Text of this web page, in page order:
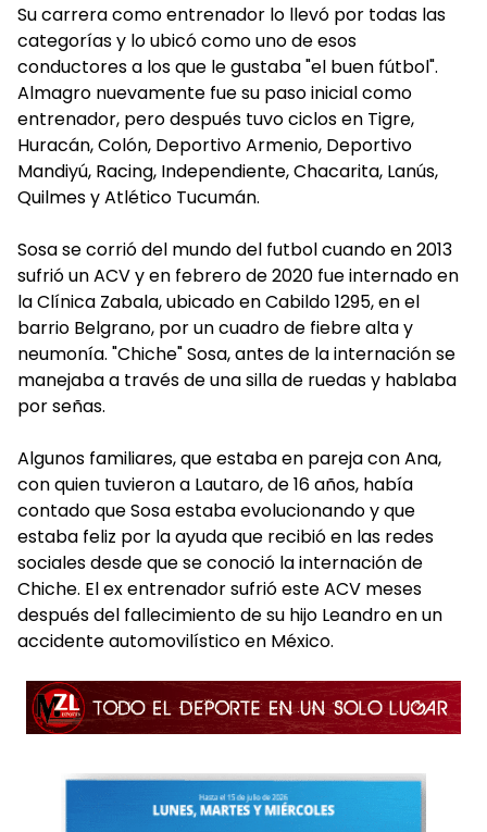
Su carrera como entrenador lo llevó por todas las
categorías y lo ubicó como uno de esos
conductores a los que le gustaba "el buen fútbol".
Almagro nuevamente fue su paso inicial como
entrenador, pero después tuvo ciclos en Tigre,
Huracán, Colón, Deportivo Armenio, Deportivo
Mandiyú, Racing, Independiente, Chacarita, Lanús,
Quilmes y Atlético Tucumán.
Sosa se corrió del mundo del futbol cuando en 2013
sufrió un ACV y en febrero de 2020 fue internado en
la Clínica Zabala, ubicado en Cabildo 1295, en el
barrio Belgrano, por un cuadro de fiebre alta y
neumonía. "Chiche" Sosa, antes de la internación se
manejaba a través de una silla de ruedas y hablaba
por señas.
Algunos familiares, que estaba en pareja con Ana,
con quien tuvieron a Lautaro, de 16 años, había
contado que Sosa estaba evolucionando y que
estaba feliz por la ayuda que recibió en las redes
sociales desde que se conoció la internación de
Chiche. El ex entrenador sufrió este ACV meses
después del fallecimiento de su hijo Leandro en un
accidente automovilístico en México.